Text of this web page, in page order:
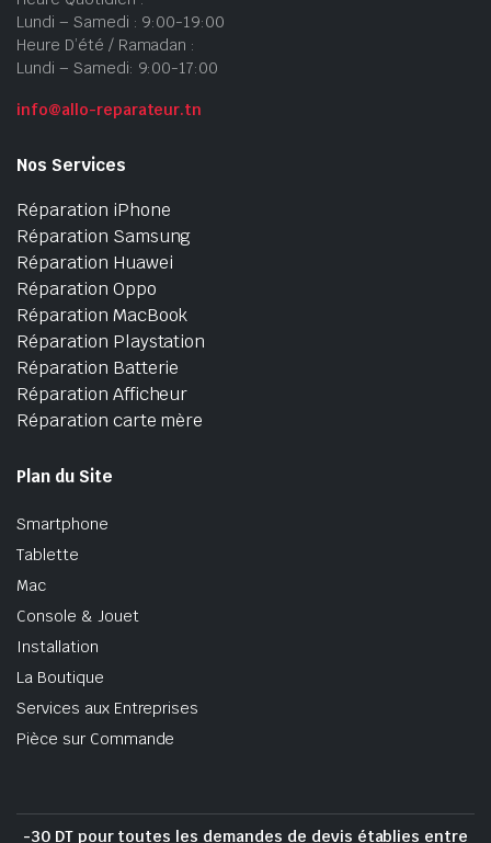
Lundi – Samedi : 9:00-19:00
Heure D’été / Ramadan :
Lundi – Samedi: 9:00-17:00
info@allo-reparateur.tn
Nos Services
Réparation iPhone
Réparation Samsung
Réparation Huawei
Réparation Oppo
Réparation MacBook
Réparation Playstation
Réparation Batterie
Réparation Afficheur
Réparation carte mère
Plan du Site
Smartphone
Tablette
Mac
Console & Jouet
Installation
La Boutique
Services aux Entreprises
Pièce sur Commande
-30 DT pour toutes les demandes de devis établies entre